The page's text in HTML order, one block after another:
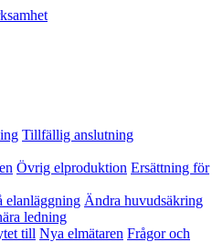
Tillfällig anslutning
Övrig elproduktion Ersättning för
elanläggning Ändra huvudsäkring
ledning
till Nya elmätaren Frågor och